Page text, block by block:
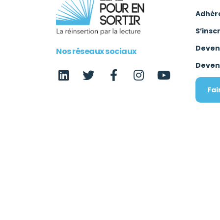
Nos réseaux sociaux